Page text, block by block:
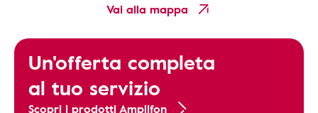
Vai alla mappa
Un'offerta completa
al tuo servizio
Scopri i prodotti Amplifon